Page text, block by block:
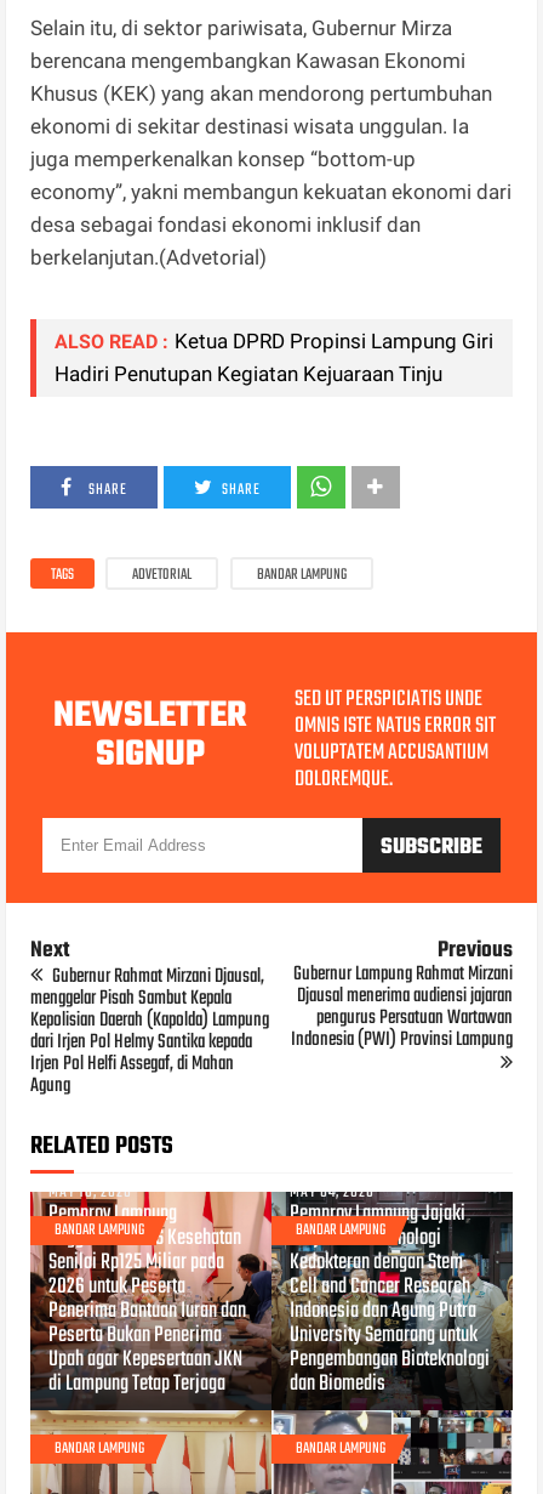
Selain itu, di sektor pariwisata, Gubernur Mirza
berencana mengembangkan Kawasan Ekonomi
Khusus (KEK) yang akan mendorong pertumbuhan
ekonomi di sekitar destinasi wisata unggulan. Ia
juga memperkenalkan konsep “bottom-up
economy”, yakni membangun kekuatan ekonomi dari
desa sebagai fondasi ekonomi inklusif dan
berkelanjutan.(Advetorial)
ALSO READ : Ketua DPRD Propinsi Lampung Giri
Hadiri Penutupan Kegiatan Kejuaraan Tinju
SHARE SHARE
TAGS ADVETORIAL BANDAR LAMPUNG
NEWSLETTER
SIGNUP
SED UT PERSPICIATIS UNDE
OMNIS ISTE NATUS ERROR SIT
VOLUPTATEM ACCUSANTIUM
DOLOREMQUE.
Next
Gubernur Rahmat Mirzani Djausal,
menggelar Pisah Sambut Kepala
Kepolisian Daerah (Kapolda) Lampung
dari Irjen Pol Helmy Santika kepada
Irjen Pol Helfi Assegaf, di Mahan
Agung
Previous
Gubernur Lampung Rahmat Mirzani
Djausal menerima audiensi jajaran
pengurus Persatuan Wartawan
Indonesia (PWI) Provinsi Lampung
RELATED POSTS
BANDAR LAMPUNG
MAY 18, 2026
Pemprov Lampung
Anggarkan BPJS Kesehatan
Senilai Rp125 Miliar pada
2026 untuk Peserta
Penerima Bantuan Iuran dan
Peserta Bukan Penerima
Upah agar Kepesertaan JKN
di Lampung Tetap Terjaga
BANDAR LAMPUNG
MAY 04, 2026
Pemprov Lampung Jajaki
Kerja Sama Teknologi
Kedokteran dengan Stem
Cell and Cancer Research
Indonesia dan Agung Putra
University Semarang untuk
Pengembangan Bioteknologi
dan Biomedis
BANDAR LAMPUNG BANDAR LAMPUNG